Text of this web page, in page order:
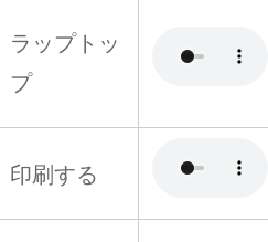
ラップトッ
プ
印刷する